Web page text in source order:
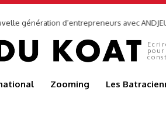
génération d’entrepreneurs avec
pour
Zooming Les